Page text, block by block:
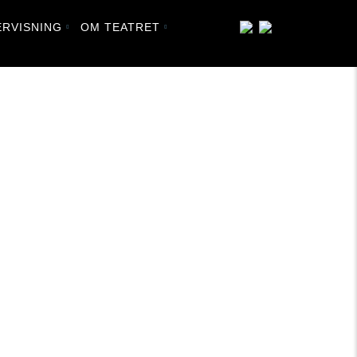
OM TEATRET